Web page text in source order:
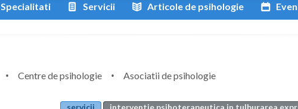
Specialitati Servicii Articole de psihologie
Centre de psihologie
Asociatii de psihologie
servicii
interventie psihoterapeutica in tulburarea